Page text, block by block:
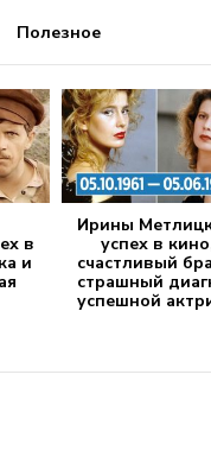
Полезное
в
и
Ирины
успех в
счастливый
страшный
успешной